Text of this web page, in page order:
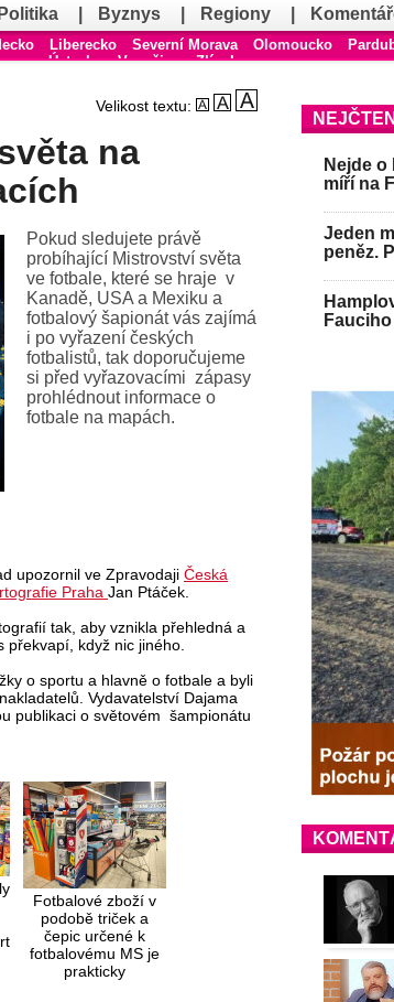
Politika Byznys Regiony
Liberecko Severní Morava Olomoucko
Ústecko
Vysočina Zlínsko
Velikost textu:
na
Pokud sledujete právě
probíhající Mistrovství světa
ve fotbale, které se hraje v
Kanadě, USA a Mexiku a
fotbalový šapionát vás zajímá
i po vyřazení českých
fotbalistů, tak doporučujeme
si před vyřazovacími zápasy
prohlédnout informace o
fotbale na mapách.
upozornil ve Zpravodaji Česká
Praha Jan Ptáček.
tak, aby vznikla přehledná a
když nic jiného.
o sportu a hlavně o fotbale a byli
Vydavatelství Dajama
publikaci o světovém šampionátu
Fotbalové zboží v
podobě triček a
čepic určené k
fotbalovému MS je
prakticky
Nejde o
míří na
Jeden
peněz.